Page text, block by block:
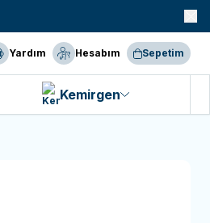
Yardım Hesabım Sepetim
Kemirgen